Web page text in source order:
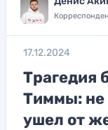
17.12.2024
Трагедия
Тиммы: не
ушел от